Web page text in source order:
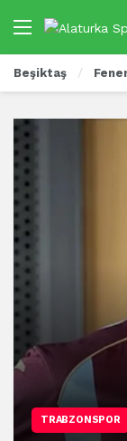
Beşiktaş
TRABZONSPOR